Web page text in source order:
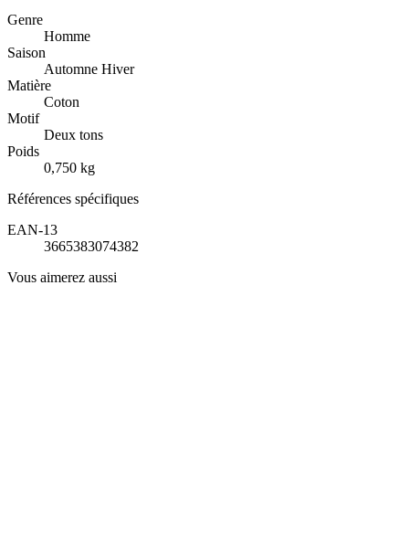
Genre
Homme
Saison
Automne Hiver
Matière
Coton
Motif
Deux tons
Poids
0,750 kg
Références spécifiques
EAN-13
3665383074382
Vous aimerez aussi